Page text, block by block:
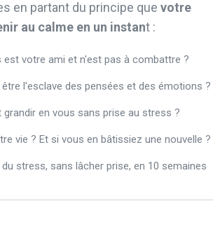
en partant du principe que votre
au calme en un instant :
est votre ami et n'est pas à combattre ?
l'esclave des pensées et des émotions ?
grandir en vous sans prise au stress ?
vie ? Et si vous en bâtissiez une nouvelle ?
stress, sans lâcher prise, en 10 semaines